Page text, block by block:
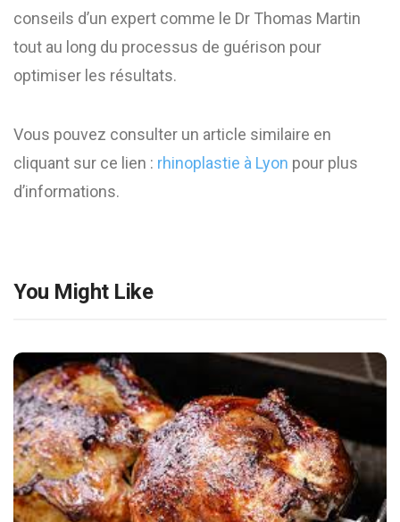
conseils d’un expert comme le Dr Thomas Martin
tout au long du processus de guérison pour
optimiser les résultats.
Vous pouvez consulter un article similaire en
cliquant sur ce lien : rhinoplastie à Lyon pour plus
d’informations.
You Might Like